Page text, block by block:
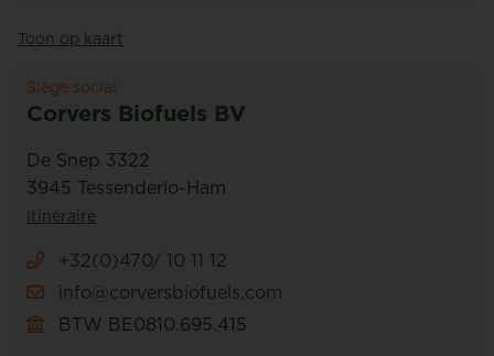
Station-service Bruno
Flandre-Orientale
Gelderland
CorPellets
CorFirewood
CorCoal
Corgarden
Toon op kaart
Siège social
Corvers Biofuels BV
De Snep 3322
3945 Tessenderlo-Ham
Itinéraire
+32(0)470/ 10 11 12
info@corversbiofuels.com
BTW BE0810.695.415